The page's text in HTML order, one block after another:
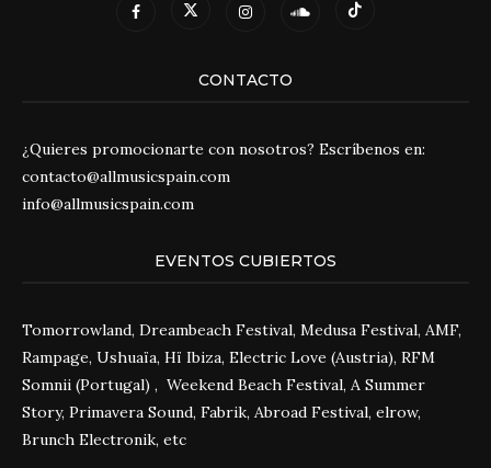
CONTACTO
¿Quieres promocionarte con nosotros? Escríbenos en:
contacto@allmusicspain.com
info@allmusicspain.com
EVENTOS CUBIERTOS
Tomorrowland, Dreambeach Festival, Medusa Festival, AMF,
Rampage, Ushuaïa, Hï Ibiza, Electric Love (Austria), RFM
Somnii (Portugal) , Weekend Beach Festival, A Summer
Story, Primavera Sound, Fabrik, Abroad Festival, elrow,
Brunch Electronik, etc